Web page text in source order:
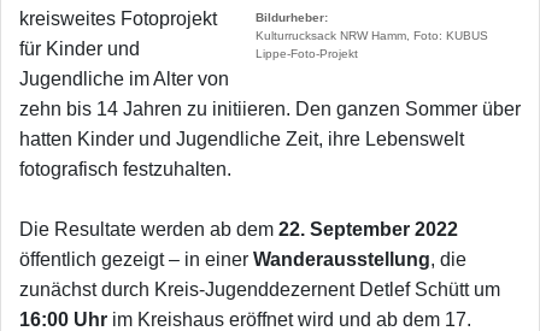
Bildurheber
Kulturrucksack NRW Hamm, Foto: KUBUS
Lippe-Foto-Projekt
kreisweites Fotoprojekt
für Kinder und
Jugendliche im Alter von
zehn bis 14 Jahren zu initiieren. Den ganzen Sommer über
hatten Kinder und Jugendliche Zeit, ihre Lebenswelt
fotografisch festzuhalten.
Die Resultate werden ab dem 22. September 2022
öffentlich gezeigt – in einer Wanderausstellung, die
zunächst durch Kreis-Jugenddezernent Detlef Schütt um
16:00 Uhr im Kreishaus eröffnet wird und ab dem 17.